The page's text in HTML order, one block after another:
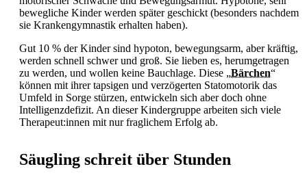
bewegliche Kinder werden später geschickt (besonders nachdem
sie Krankengymnastik erhalten haben).
Gut 10 % der Kinder sind hypoton, bewegungsarm, aber kräftig,
werden schnell schwer und groß. Sie lieben es, herumgetragen
zu werden, und wollen keine Bauchlage. Diese „Bärchen“
können mit ihrer tapsigen und verzögerten Statomotorik das
Umfeld in Sorge stürzen, entwickeln sich aber doch ohne
Intelligenzdefizit. An dieser Kindergruppe arbeiten sich viele
Therapeut:innen mit nur fraglichem Erfolg ab.
Säugling schreit über Stunden